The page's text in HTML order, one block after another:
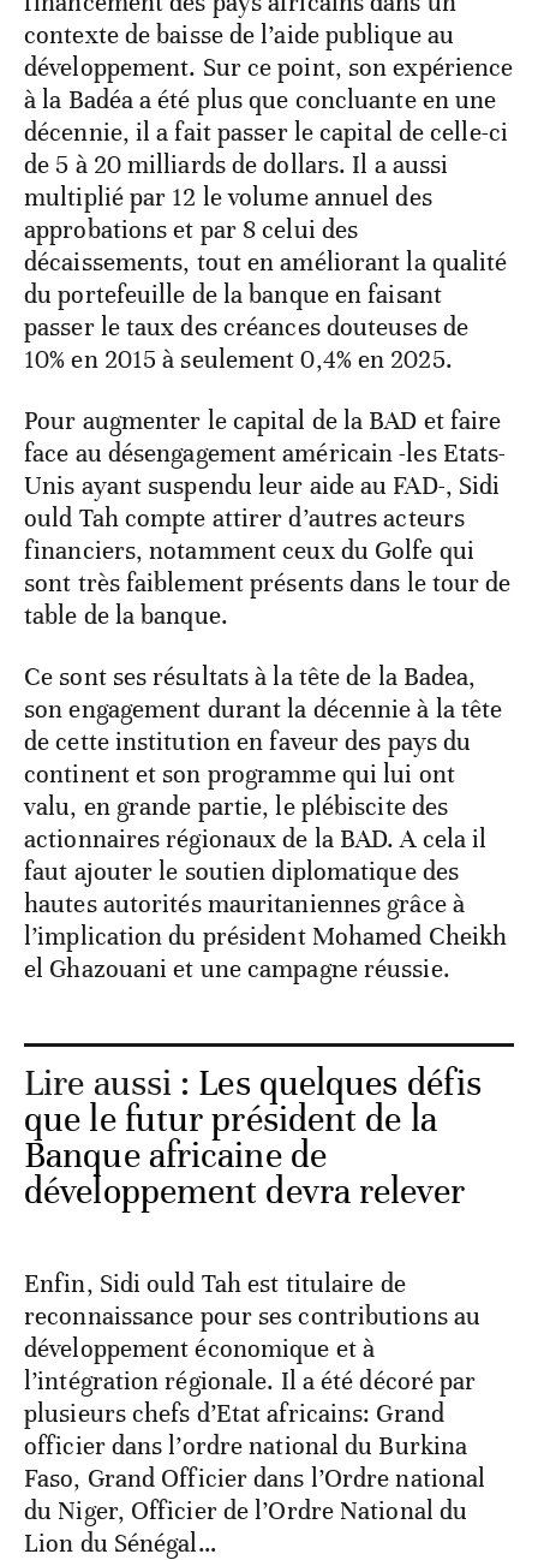
contexte de baisse de l’aide publique au
développement. Sur ce point, son expérience
à la Badéa a été plus que concluante en une
décennie, il a fait passer le capital de celle-ci
de 5 à 20 milliards de dollars. Il a aussi
multiplié par 12 le volume annuel des
approbations et par 8 celui des
décaissements, tout en améliorant la qualité
du portefeuille de la banque en faisant
passer le taux des créances douteuses de
10% en 2015 à seulement 0,4% en 2025.
Pour augmenter le capital de la BAD et faire
face au désengagement américain -les Etats-
Unis ayant suspendu leur aide au FAD-, Sidi
ould Tah compte attirer d’autres acteurs
financiers, notamment ceux du Golfe qui
sont très faiblement présents dans le tour de
table de la banque.
Ce sont ses résultats à la tête de la Badea,
son engagement durant la décennie à la tête
de cette institution en faveur des pays du
continent et son programme qui lui ont
valu, en grande partie, le plébiscite des
actionnaires régionaux de la BAD. A cela il
faut ajouter le soutien diplomatique des
hautes autorités mauritaniennes grâce à
l’implication du président Mohamed Cheikh
el Ghazouani et une campagne réussie.
Lire aussi : Les quelques défis
que le futur président de la
Banque africaine de
développement devra relever
Enfin, Sidi ould Tah est titulaire de
reconnaissance pour ses contributions au
développement économique et à
l’intégration régionale. Il a été décoré par
plusieurs chefs d’Etat africains: Grand
officier dans l’ordre national du Burkina
Faso, Grand Officier dans l’Ordre national
du Niger, Officier de l’Ordre National du
Lion du Sénégal…